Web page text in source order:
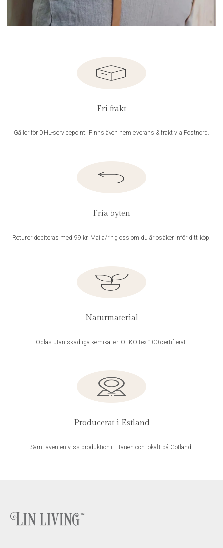
Fri frakt
Gäller för DHL-servicepoint. Finns även hemleverans & frakt via Postnord.
Fria byten
Returer debiteras med 99 kr. Maila/ring oss om du är osäker inför ditt köp.
Naturmaterial
Odlas utan skadliga kemikalier. OEKO-tex 100 certifierat.
Producerat i Estland
Samt även en viss produktion i Litauen och lokalt på Gotland.